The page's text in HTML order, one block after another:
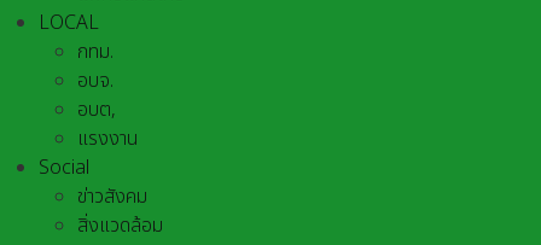
LOCAL
กทม.
อบจ.
อบต,
แรงงาน
Social
ข่าวสังคม
สิ่งแวดล้อม